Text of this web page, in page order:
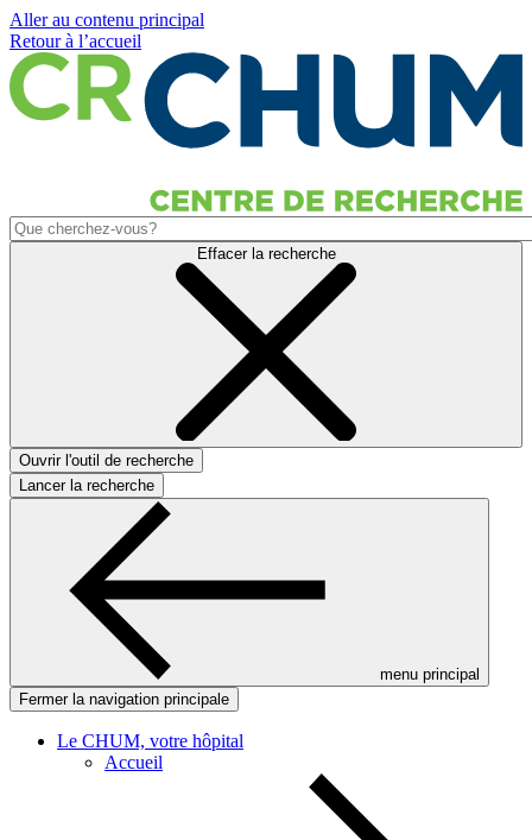
Aller au contenu principal
Retour à l’accueil
Effacer la recherche
Ouvrir l'outil de recherche
Lancer la recherche
menu principal
Fermer la navigation principale
Le CHUM, votre hôpital
Accueil